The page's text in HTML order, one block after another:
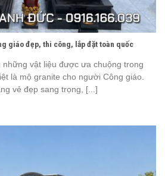
giáo đẹp, thi công, lắp đặt toàn quốc
vật liệu được ưa chuộng trong
là mộ granite cho người Công giáo.
vẻ đẹp sang trọng, [...]